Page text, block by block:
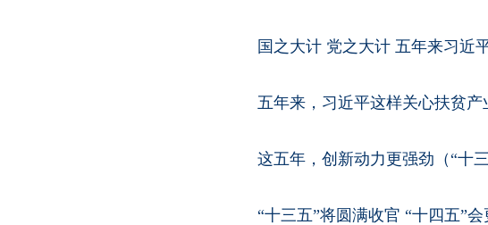
国之大计 党之大计 五年来习近
五年来，习近平这样关心扶贫产
这五年，创新动力更强劲（“十
“十三五”将圆满收官 “十四五”